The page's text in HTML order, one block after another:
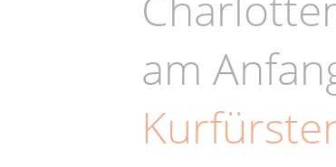
am